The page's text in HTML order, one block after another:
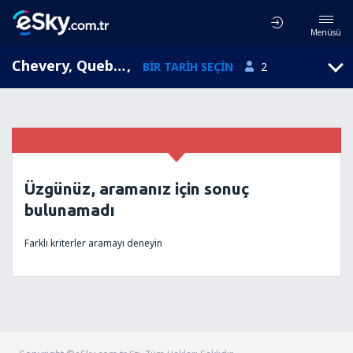
Menüsü
Chevery, Quebec, Kanada, BIR TARIH SEÇIN 2
Üzgünüz, aramanız için sonuç
bulunamadı
Farklı kriterler aramayı deneyin